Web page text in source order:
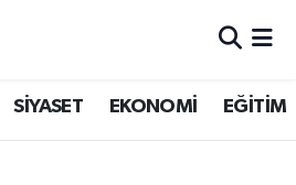
SİYASET EKONOMİ EĞİTİM